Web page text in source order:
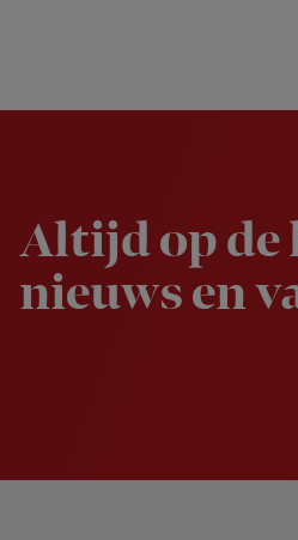
Altijd op de
nieuws en